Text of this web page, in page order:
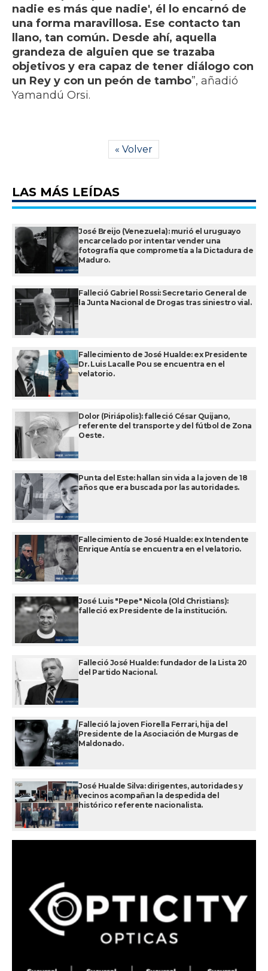
nadie es más que nadie', él lo encarnó de
una forma maravillosa. Ese contacto tan
llano, tan común. Desde ahí, aquella
grandeza de alguien que se trazaba
objetivos y era capaz de tener diálogo con
un Rey y con un peón de tambo”, añadió
Yamandú Orsi.
« Volver
LAS MÁS LEÍDAS
José Breijo (Venezuela): murió el uruguayo
encarcelado por intentar vender una
fotografía que comprometía a la Dictadura de
Maduro.
Falleció Gabriel Rossi: Secretario General de
la Junta Nacional de Drogas tras siniestro vial.
Fallecimiento de José Hualde: ex Presidente
Dr. Luis Lacalle Pou se encuentra en el
velatorio.
Dolor (Piriápolis): falleció César Quijano,
referente del transporte y del fútbol de Zona
Oeste.
Punta del Este: hallan sin vida a la joven de 18
años que era buscada por las autoridades.
Fallecimiento de José Hualde: ex Intendente
Enrique Antía se encuentra en el velatorio.
José Luis "Pepe" Nicola (Old Christians):
falleció ex Presidente de la institución.
Falleció José Hualde: fundador de la Lista 20
del Partido Nacional.
Falleció la joven Fiorella Ferrari, hija del
Presidente de la Asociación de Murgas de
Maldonado.
José Hualde Silva: dirigentes, autoridades y
vecinos acompañan la despedida del
histórico referente nacionalista.